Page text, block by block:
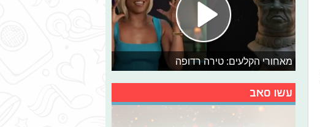
מאחורי הקלעים: טירה רדופה
עשו סאב